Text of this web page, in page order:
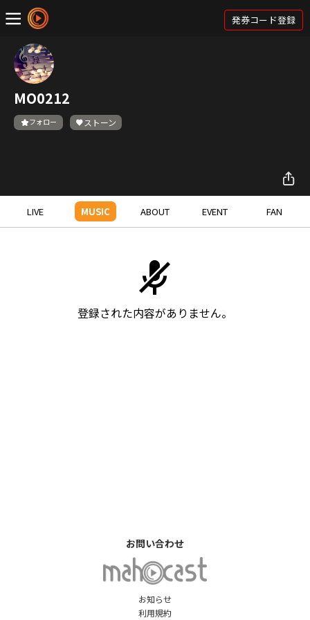
発券コード登録
MO0212
フォロー ストーン
LIVE MUSIC ABOUT EVENT FAN
登録された内容がありません。
お知らせ
利用規約
お問い合わせ